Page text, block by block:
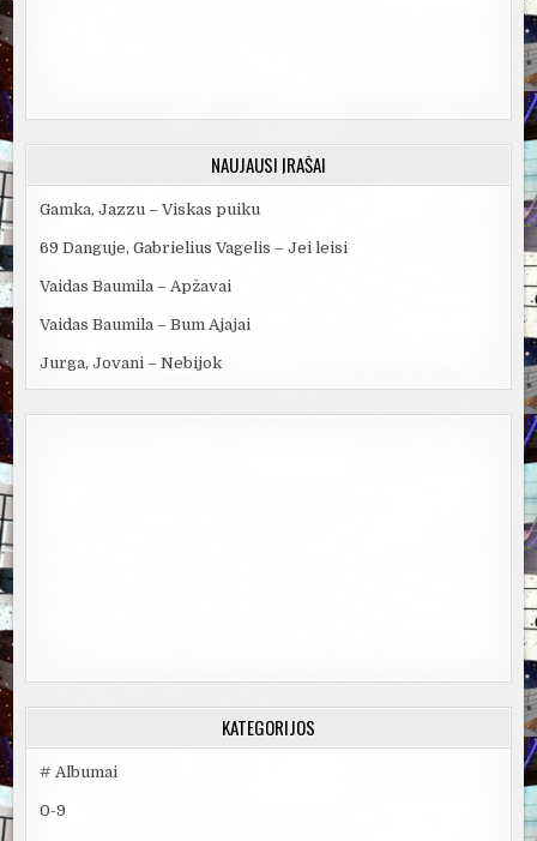
NAUJAUSI ĮRAŠAI
Gamka, Jazzu – Viskas puiku
69 Danguje, Gabrielius Vagelis – Jei leisi
Vaidas Baumila – Apžavai
Vaidas Baumila – Bum Ajajai
Jurga, Jovani – Nebijok
KATEGORIJOS
# Albumai
0-9